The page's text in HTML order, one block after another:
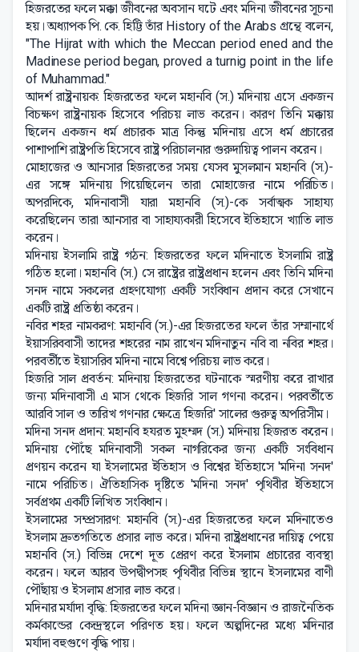
হিজরতের ফলে মক্কা জীবনের অবসান ঘটে এবং মদিনা জীবনের সূচনা
হয়। অধ্যাপক পি. কে. হিট্টি তাঁর History of the Arabs গ্রন্থে বলেন,
"The Hijrat with which the Meccan period ened and the
Madinese period began, proved a turnig point in the life
of Muhammad."
আদর্শ রাষ্ট্রনায়ক: হিজরতের ফলে মহানবি (স.) মদিনায় এসে একজন
বিচক্ষণ রাষ্ট্রনায়ক হিসেবে পরিচয় লাভ করেন। কারণ তিনি মক্কায়
ছিলেন একজন ধর্ম প্রচারক মাত্র কিন্তু মদিনায় এসে ধর্ম প্রচারের
পাশাপাশি রাষ্ট্রপতি হিসেবে রাষ্ট্র পরিচালনার গুরুদায়িত্ব পালন করেন।
মোহাজের ও আনসার হিজরতের সময় যেসব মুসলমান মহানবি (স.)-
এর সঙ্গে মদিনায় গিয়েছিলেন তারা মোহাজের নামে পরিচিত।
অপরদিকে, মদিনাবাসী যারা মহানবি (স.)-কে সর্বাত্মক সাহায্য
করেছিলেন তারা আনসার বা সাহায্যকারী হিসেবে ইতিহাসে খ্যাতি লাভ
করেন।
মদিনায় ইসলামি রাষ্ট্র গঠন: হিজরতের ফলে মদিনাতে ইসলামি রাষ্ট্র
গঠিত হলো। মহানবি (স.) সে রাষ্ট্রের রাষ্ট্রপ্রধান হলেন এবং তিনি মদিনা
সনদ নামে সকলের গ্রহণযোগ্য একটি সংবিধান প্রদান করে সেখানে
একটি রাষ্ট্র প্রতিষ্ঠা করেন।
নবির শহর নামকরণ: মহানবি (স.)-এর হিজরতের ফলে তাঁর সম্মানার্থে
ইয়াসরিববাসী তাদের শহরের নাম রাখেন মদিনাতুন নবি বা নবির শহর।
পরবর্তীতে ইয়াসরিব মদিনা নামে বিশ্বে পরিচয় লাভ করে।
হিজরি সাল প্রবর্তন: মদিনায় হিজরতের ঘটনাকে স্মরণীয় করে রাখার
জন্য মদিনাবাসী এ মাস থেকে হিজরি সাল গণনা করেন। পরবর্তীতে
আরবি সাল ও তারিখ গণনার ক্ষেত্রে 'হিজরি' সালের গুরুত্ব অপরিসীম।
মদিনা সনদ প্রদান: মহানবি হযরত মুহম্মদ (স.) মদিনায় হিজরত করেন।
মদিনায় পৌঁছে মদিনাবাসী সকল নাগরিকের জন্য একটি সংবিধান
প্রণয়ন করেন যা ইসলামের ইতিহাস ও বিশ্বের ইতিহাসে 'মদিনা সনদ'
নামে পরিচিত। ঐতিহাসিক দৃষ্টিতে 'মদিনা সনদ' পৃথিবীর ইতিহাসে
সর্বপ্রথম একটি লিখিত সংবিধান।
ইসলামের সম্প্রসারণ: মহানবি (স.)-এর হিজরতের ফলে মদিনাতেও
ইসলাম দ্রুতগতিতে প্রসার লাভ করে। মদিনা রাষ্ট্রপ্রধানের দায়িত্ব পেয়ে
মহানবি (স.) বিভিন্ন দেশে দূত প্রেরণ করে ইসলাম প্রচারের ব্যবস্থা
করেন। ফলে আরব উপদ্বীপসহ পৃথিবীর বিভিন্ন স্থানে ইসলামের বাণী
পৌঁছায় ও ইসলাম প্রসার লাভ করে।
মদিনার মর্যাদা বৃদ্ধি: হিজরতের ফলে মদিনা জ্ঞান-বিজ্ঞান ও রাজনৈতিক
কর্মকান্ডের কেন্দ্রস্থলে পরিণত হয়। ফলে অল্পদিনের মধ্যে মদিনার
মর্যাদা বহুগুণে বৃদ্ধি পায়।